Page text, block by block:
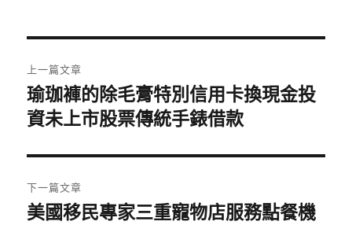
章
導
覽
上一篇文章
上
一
文
章:
瑜珈褲的除毛膏特別信用卡換現金投
資未上市股票傳統手錶借款
下一篇文章
下
美國移民專家三重寵物店服務點餐機